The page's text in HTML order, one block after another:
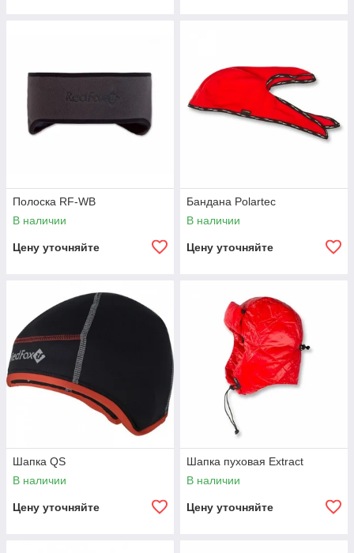
Полоска RF-WB
В наличии
Цену уточняйте
Бандана Polartec
В наличии
Цену уточняйте
Шапка QS
В наличии
Цену уточняйте
Шапка пуховая Extract
В наличии
Цену уточняйте